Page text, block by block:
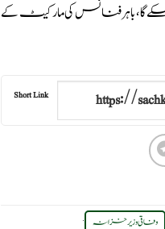
کرسکے گا، باہر فنانس کی مارکیٹ کے
Short Link
وفاقی وزیر خزانہ .